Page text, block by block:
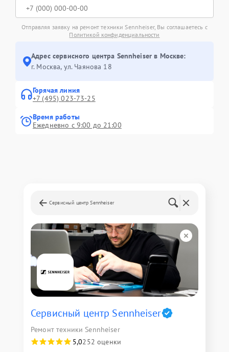
Отправляя заявку на ремонт техники Sennheiser, Вы соглашаетесь с
Политикой конфиденциальности
Адрес сервисного центра Sennheiser в Москве:
г. Москва, ул. Чаянова 18
Горячая линия
+7 (495) 023-73-25
Время работы
Ежедневно с 9:00 до 21:00
Сервисный центр Sennheiser
Сервисный центр Sennheiser
Ремонт техники Sennheiser
5,0252 оценки